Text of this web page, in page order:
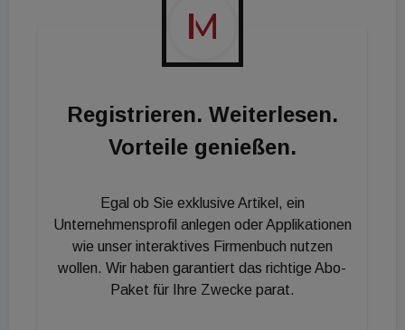
Lage im Herzen Münchens unweit des
Marienplatzes verspricht höchste Wertstabilität.“
Registrieren. Weiterlesen.
Vorteile genießen.
Egal ob Sie exklusive Artikel, ein
Unternehmensprofil anlegen oder Applikationen
wie unser interaktives Firmenbuch nutzen
wollen. Wir haben garantiert das richtige Abo-
Paket für Ihre Zwecke parat.